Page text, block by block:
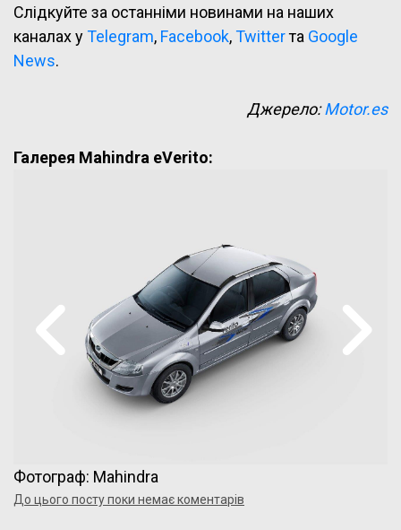
Слідкуйте за останніми новинами на наших
каналах уTelegram, Facebook,Twitterта Google
News.
Джерело:Motor.es
Галерея Mahindra eVerito:
Фотограф: Mahindra
До цього посту поки немає коментарів